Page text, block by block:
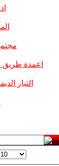
اعمدة
التيار